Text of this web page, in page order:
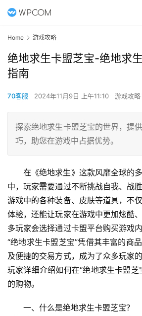
Home 游戏攻略
绝地求生卡盟芝宝-绝地求
指南
70客服 2024年11月9日 上午11:10 游戏攻略
探索绝地求生卡盟芝宝的世界，提
巧，助您在游戏中占据优势。
在《绝地求生》这款风靡全球的
中，玩家需要通过不断挑战自我、战
游戏中的各种装备、皮肤等道具，不
体验，还能让玩家在游戏中更加炫酷
多玩家会选择通过卡盟平台购买游戏
“绝地求生卡盟芝宝”凭借其丰富的商
及便捷的交易方式，成为了众多玩家
玩家详细介绍如何在“绝地求生卡盟芝
的购物。
一、什么是绝地求生卡盟芝宝？